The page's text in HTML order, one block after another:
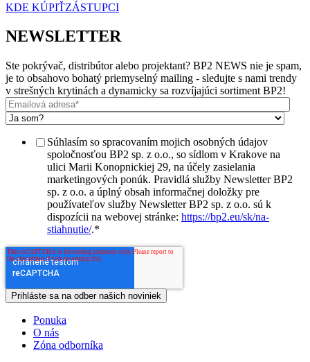
KDE KÚPIŤZÁSTUPCI
NEWSLETTER
Ste pokrývač, distribútor alebo projektant? BP2 NEWS nie je spam,
je to obsahovo bohatý priemyselný mailing - sledujte s nami trendy
v strešných krytinách a dynamicky sa rozvíjajúci sortiment BP2!
Súhlasím so spracovaním mojich osobných údajov
spoločnosťou BP2 sp. z o.o., so sídlom v Krakove na
ulici Marii Konopnickiej 29, na účely zasielania
marketingových ponúk. Pravidlá služby Newsletter BP2
sp. z o.o. a úplný obsah informačnej doložky pre
používateľov služby Newsletter BP2 sp. z o.o. sú k
dispozícii na webovej stránke: https://bp2.eu/sk/na-
stiahnutie/.*
Ponuka
O nás
Zóna odborníka